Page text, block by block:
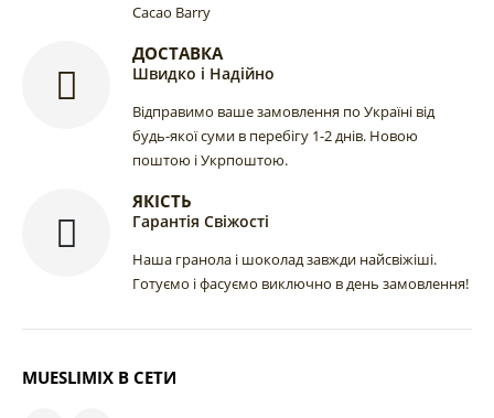
Cacao Barry
ДОСТАВКА
Швидко і Надійно
Відправимо ваше замовлення по Україні від
будь-якої суми в перебігу 1-2 днів. Новою
поштою і Укрпоштою.
ЯКІСТЬ
Гарантія Свіжості
Наша гранола і шоколад завжди найсвіжіші.
Готуємо і фасуємо виключно в день замовлення!
MUESLIMIX В СЕТИ